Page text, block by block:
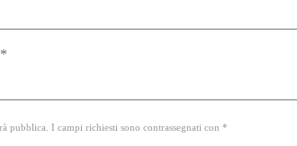
pubblica. I campi richiesti sono contrassegnati con *